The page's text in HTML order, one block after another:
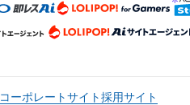
コーポレートサイト採用サイト